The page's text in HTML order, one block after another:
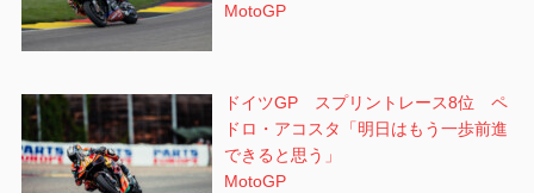
MotoGP
ドイツGP スプリントレース8位 ペ
ドロ・アコスタ「明日はもう一歩前進
できると思う」
MotoGP